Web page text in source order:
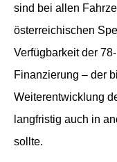
sind bei allen
österreichischen
Verfügbarkeit der
Finanzierung – der
Weiterentwicklung
langfristig auch in
sollte.